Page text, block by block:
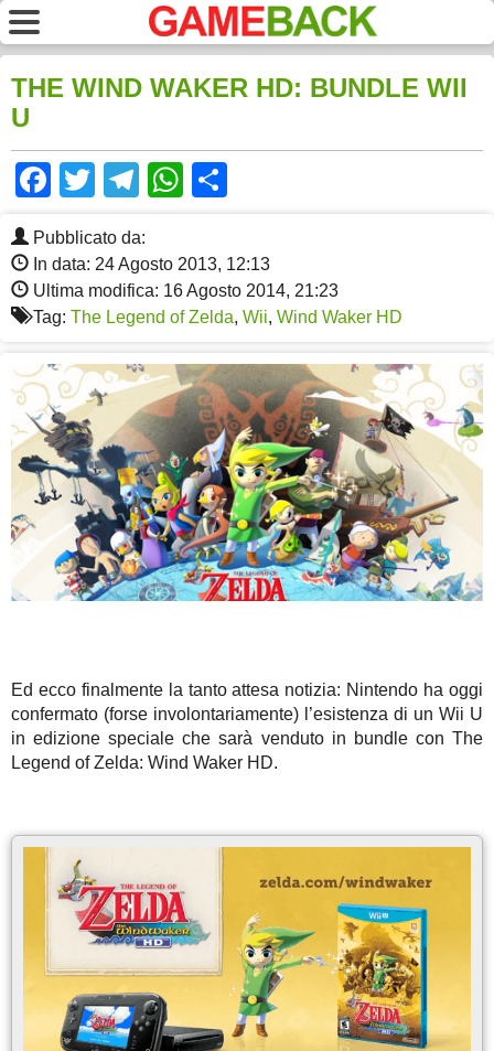
THE WIND WAKER HD: BUNDLE WII
U
Facebook
TwitterTelegram
WhatsApp
Pubblicato da:
In data: 24 Agosto 2013, 12:13
Ultima modifica: 16 Agosto 2014, 21:23
Tag: The Legend of Zelda, Wii, Wind Waker HD
Ed ecco finalmente la tanto attesa notizia: Nintendo ha oggi
confermato (forse involontariamente) l’esistenza di un Wii U
in edizione speciale che sarà venduto in bundle con The
Legend of Zelda: Wind Waker HD.